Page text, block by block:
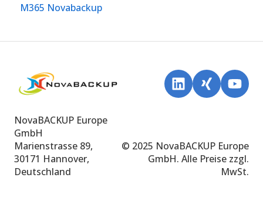
M365 Novabackup
NovaBACKUP Europe
GmbH
Marienstrasse 89,
30171 Hannover,
Deutschland
© 2025 NovaBACKUP Europe
GmbH. Alle Preise zzgl.
MwSt.